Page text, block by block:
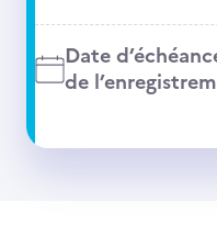
Date
de